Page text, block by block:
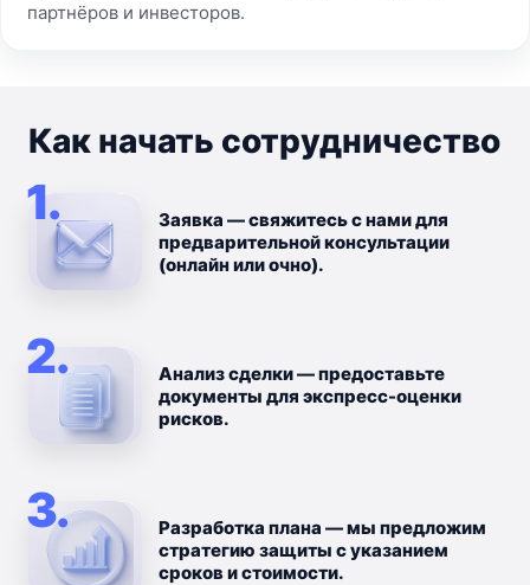
партнёров и инвесторов.
Как начать сотрудничество
1.
Заявка — свяжитесь с нами для
предварительной консультации
(онлайн или очно).
2.
Анализ сделки — предоставьте
документы для экспресс-оценки
рисков.
3.
Разработка плана — мы предложим
стратегию защиты с указанием
сроков и стоимости.